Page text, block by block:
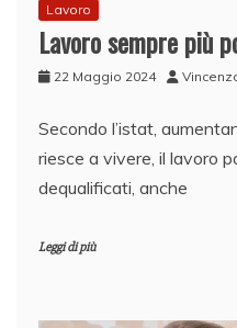
Lavoro
Lavoro sempre più
22 Maggio 2024
Secondo l’istat,
riesce a vivere, il lavoro
dequalificati, anche
Leggi di più